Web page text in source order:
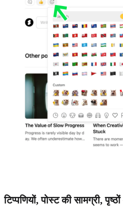
टिप्पणियों, पोस्ट की सामग्री,